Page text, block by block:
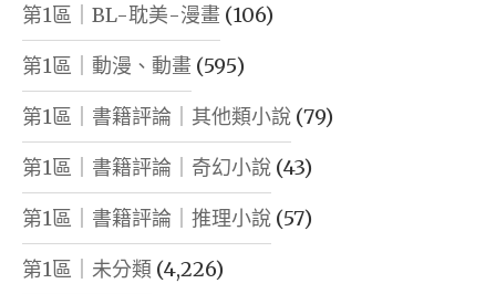
第1區｜BL-耽美-漫畫 (106)
第1區｜動漫、動畫 (595)
第1區｜書籍評論｜其他類小說 (79)
第1區｜書籍評論｜奇幻小說 (43)
第1區｜書籍評論｜推理小說 (57)
第1區｜未分類 (4,226)